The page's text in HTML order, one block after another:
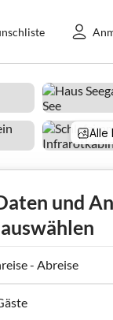
Alle
und
- Abreise